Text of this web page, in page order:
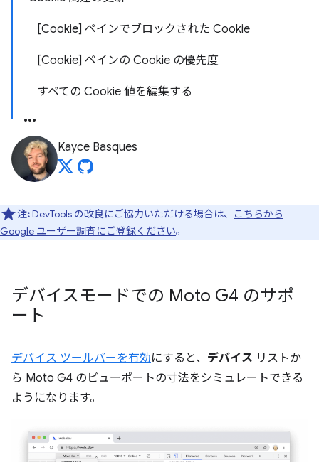
[Cookie] ペインでブロックされた Cookie
[Cookie] ペインの Cookie の優先度
すべての Cookie 値を編集する
Kayce Basques
注:DevTools の改良にご協力いただける場合は、
こちらから
Google ユーザー調査にご登録ください。
デバイスモードでの Moto G4 のサポ
ート
デバイス ツールバーを有効にすると、 デバイス リストか
ら Moto G4 のビューポートの寸法をシミュレートできる
ようになります。